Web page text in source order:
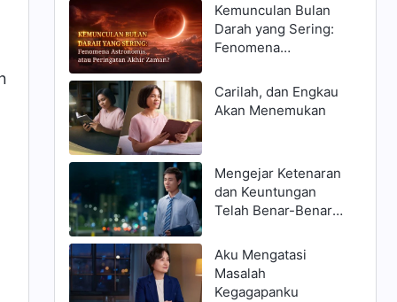
Kemunculan Bulan
Darah yang Sering:
Fenomena
Peringatan Akhir
Zaman?
Carilah, dan Engkau
Akan Menemukan
Mengejar Ketenaran
dan Keuntungan
Telah Benar-Benar
Aku Mengatasi
Masalah
Kegagapanku